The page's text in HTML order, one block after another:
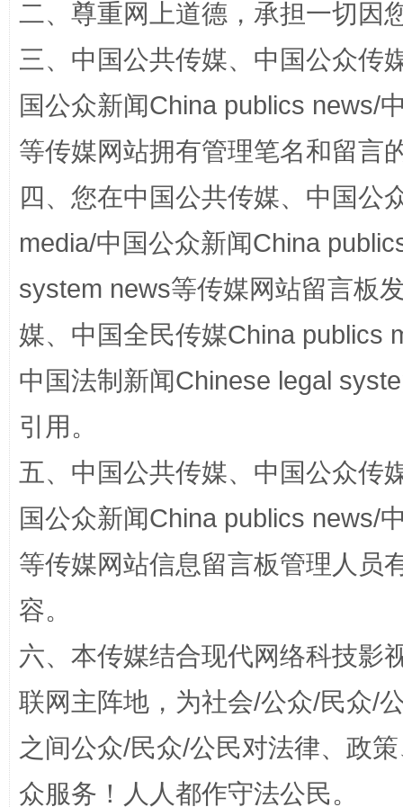
国家大学科技园优化重塑工作
“蜀中异人”王建安的艺术幻境
二、尊重网上道德，承担一切因
三、中国公共传媒、中国公众传
国公众新闻China publics news/
等传媒网站拥有管理笔名和留言
四、您在中国公共传媒、中国公
media/中国公众新闻China
system news等传媒网站留言板
媒、中国全民传媒China publics
中国法制新闻Chinese legal
引用。
五、中国公共传媒、中国公众传
国公众新闻China publics news/
等传媒网站信息留言板管理人员
容。
六、本传媒结合现代网络科技影
联网主阵地，为社会/公众/民众/
之间公众/民众/公民对法律、政
众服务！人人都作守法公民。